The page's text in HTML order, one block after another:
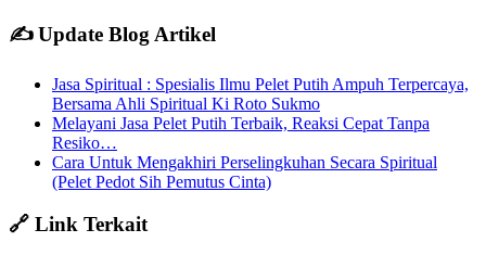
✍️ Update Blog Artikel
Jasa Spiritual : Spesialis Ilmu Pelet Putih Ampuh Terpercaya,
Bersama Ahli Spiritual Ki Roto Sukmo
Melayani Jasa Pelet Putih Terbaik, Reaksi Cepat Tanpa
Resiko…
Cara Untuk Mengakhiri Perselingkuhan Secara Spiritual
(Pelet Pedot Sih Pemutus Cinta)
🔗 Link Terkait